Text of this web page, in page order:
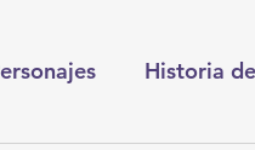
Historia